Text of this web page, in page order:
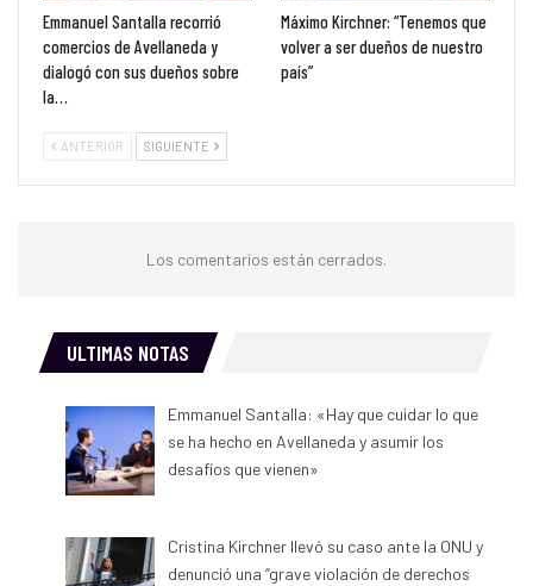
Emmanuel Santalla recorrió
comercios de Avellaneda y
dialogó con sus dueños sobre
la…
Máximo Kirchner: “Tenemos que
volver a ser dueños de nuestro
país”
ANTERIOR SIGUIENTE
Los comentarios están cerrados.
ULTIMAS NOTAS
Emmanuel Santalla: «Hay que cuidar lo que
se ha hecho en Avellaneda y asumir los
desafíos que vienen»
Cristina Kirchner llevó su caso ante la ONU y
denunció una “grave violación de derechos